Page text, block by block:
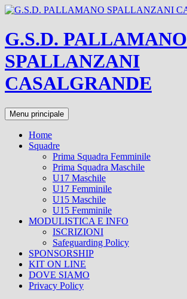
Vai
contenuto
G.S.D. PALLAMANO
SPALLANZANI
CASALGRANDE
Cerca
Menu principale
Home
Squadre
Prima Squadra Femminile
Prima Squadra Maschile
U17 Maschile
U17 Femminile
U15 Maschile
U15 Femminile
MODULISTICA E INFO
ISCRIZIONI
Safeguarding Policy
SPONSORSHIP
KIT ON LINE
DOVE SIAMO
Privacy Policy